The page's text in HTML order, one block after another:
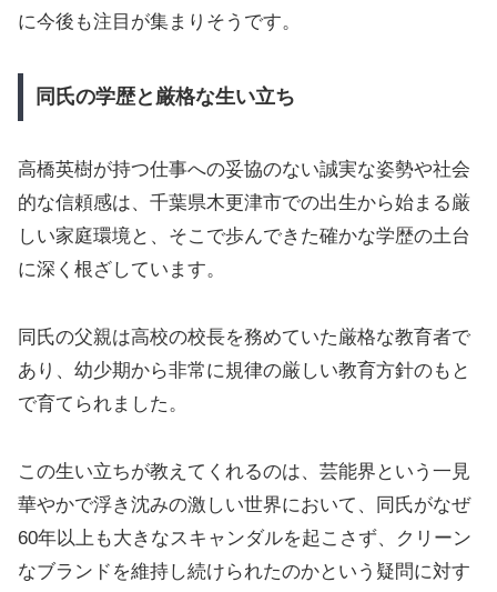
に今後も注目が集まりそうです。
同氏の学歴と厳格な生い立ち
高橋英樹が持つ仕事への妥協のない誠実な姿勢や社会
的な信頼感は、千葉県木更津市での出生から始まる厳
しい家庭環境と、そこで歩んできた確かな学歴の土台
に深く根ざしています。
同氏の父親は高校の校長を務めていた厳格な教育者で
あり、幼少期から非常に規律の厳しい教育方針のもと
で育てられました。
この生い立ちが教えてくれるのは、芸能界という一見
華やかで浮き沈みの激しい世界において、同氏がなぜ
60年以上も大きなスキャンダルを起こさず、クリーン
なブランドを維持し続けられたのかという疑問に対す